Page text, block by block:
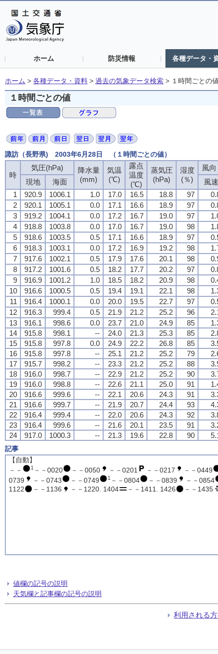
ホーム 防災情報 各種データ・
ホーム > 各種データ・資料 > 過去の気象データ検索 > １時間ごとの
１時間ごとの値
諏訪（長野県) 2003年6月28日 （１時間ごとの値）
時
気圧(hPa)
降水量
(mm)
気温
(℃)
露点
温度
(℃)
蒸気圧
(hPa)
湿度
(％)
風
現地
海面
風速
1
920.9 1006.1 1.0 17.0 16.5 18.8 97
2
920.1 1005.1 0.0 17.1 16.6 18.9 97
3
919.2 1004.1 0.0 17.2 16.7 19.0 97
4
918.8 1003.8 0.0 17.0 16.7 19.0 98
5
918.6 1003.5 0.5 17.1 16.6 18.9 97
6
918.3 1003.1 0.0 17.2 16.9 19.2 98
7
917.6 1002.1 0.5 17.9 17.6 20.1 98
8
917.2 1001.6 0.5 18.2 17.7 20.2 97
9
916.9 1001.2 1.0 18.5 18.2 20.9 98
10
916.6 1000.5 0.5 19.4 19.1 22.1 98
11
916.4 1000.1 0.0 20.0 19.5 22.7 97
12
916.3 999.4 0.5 21.9 21.2 25.2 96
13
916.1 998.6 0.0 23.7 21.0 24.9 85
14
915.8 998.1 -- 24.0 21.3 25.3 85
15
915.8 997.8 0.0 24.9 22.2 26.8 85
16
915.8 997.8 -- 25.1 21.2 25.2 79
17
915.7 998.2 -- 23.3 21.2 25.2 88
18
916.0 998.7 -- 22.9 21.2 25.2 90
19
916.0 998.8 -- 22.6 21.1 25.0 91
20
916.6 999.6 -- 22.1 20.6 24.3 91
21
916.6 999.7 -- 21.9 20.7 24.4 93
22
916.4 999.4 -- 22.0 20.6 24.3 92
23
916.4 999.6 -- 21.6 20.1 23.5 91
24
917.0 1000.3 -- 21.3 19.6 22.8 90
記事
【自動】
－－
1－－0020 －－0050 －－0201 －－0217
－－0449
0739
－－0743 －－0749 1－－0804 －－0839
－－0854
1122
－－1136 －－1220. 1404 －－1411. 1426 －－1435
値欄の記号の説明
天気欄と記事欄の記号の説明
利用される